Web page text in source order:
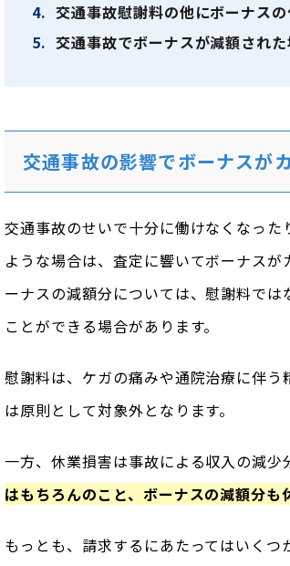
4. 交通事故慰謝料の他にボーナス
5. 交通事故でボーナスが減額され
交通事故の影響でボーナスが
交通事故のせいで十分に働けなくなっ
ような場合は、査定に響いてボーナス
ーナスの減額分については、慰謝料で
ことができる場合があります。
慰謝料は、ケガの痛みや通院治療に伴
は原則として対象外となります。
一方、休業損害は事故による収入の減少
はもちろんのこと、ボーナスの減額分
もっとも、請求するにあたってはいく